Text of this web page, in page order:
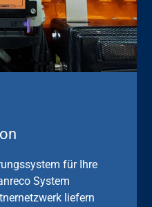
für Ihre
System
liefern